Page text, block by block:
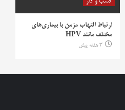
ارتباط التهاب مزمن با بیماری‌های
مختلف مانند HPV
3 هفته پیش